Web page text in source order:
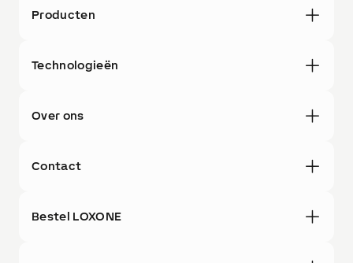
Producten
Technologieën
Over ons
Contact
Bestel LOXONE